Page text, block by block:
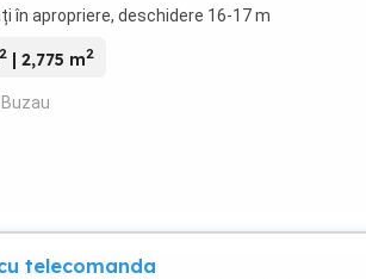
în apropriere, deschidere 16-17 m
2 | 2,775 m2
telecomanda